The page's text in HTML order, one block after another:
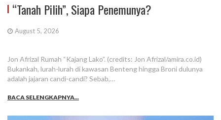
“Tanah Pilih”, Siapa Penemunya?
August 5, 2026
Jon Afrizal Rumah “Kajang Lako”. (credits: Jon Afrizal/amira.co.id)
Bukankah, lurah-lurah di kawasan Benteng hingga Broni dulunya
adalah jajaran candi-candi? Sebab,…
BACA SELENGKAPNYA...